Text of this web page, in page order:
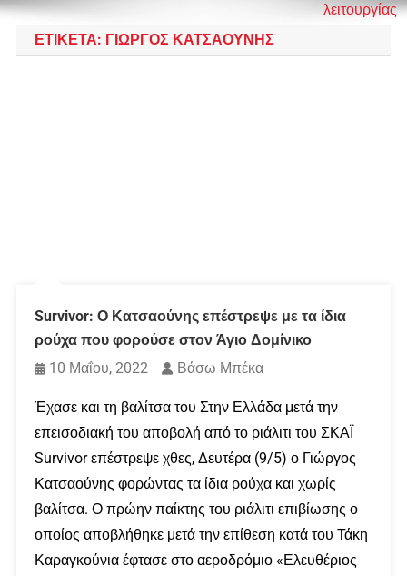
λειτουργίας
ΕΤΙΚΈΤΑ: ΓΙΏΡΓΟΣ ΚΑΤΣΑΟΎΝΗΣ
Survivor: Ο Κατσαούνης επέστρεψε με τα ίδια
ρούχα που φορούσε στον Άγιο Δομίνικο
10 Μαΐου, 2022
Βάσω Μπέκα
Έχασε και τη βαλίτσα του Στην Ελλάδα μετά την
επεισοδιακή του αποβολή από το ριάλιτι του ΣΚΑΪ
Survivor επέστρεψε χθες, Δευτέρα (9/5) ο Γιώργος
Κατσαούνης φορώντας τα ίδια ρούχα και χωρίς
βαλίτσα. Ο πρώην παίκτης του ριάλιτι επιβίωσης ο
οποίος αποβλήθηκε μετά την επίθεση κατά του Τάκη
Καραγκούνια έφτασε στο αεροδρόμιο «Ελευθέριος